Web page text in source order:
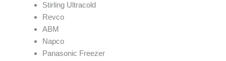
Stirling Ultracold
Revco
ABM
Napco
Panasonic Freezer